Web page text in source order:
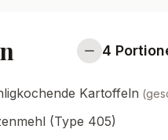
4
Kartoffeln (
(Type 405)